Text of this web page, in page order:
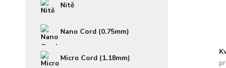
Nitě
Nano Cord (0.75mm)
Micro Cord (1.18mm)